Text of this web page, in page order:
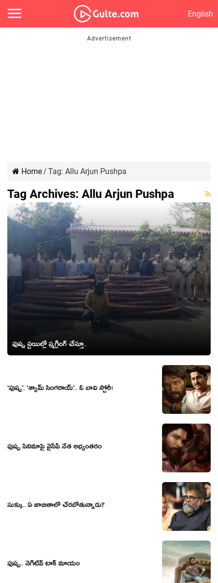
English
Home/ Tag: Allu Arjun Pushpa
Tag Archives: Allu Arjun Pushpa
పుష్ప స్టయిల్లో స్మగ్లింగ్ చేస్తూ..
‘పుష్ప’, ‘శ్యామ్ సింగరాయ్’.. ఓ బావి స్టోరీ!
పుష్ప సినిమాపై వైసీపీ నేత అభ్యంత‌రం
సుక్కు.. ఏ జాబితాలో చేరబోతున్నాడు?
పుష్ప.. నెగిటివ్ టాక్ మాయం